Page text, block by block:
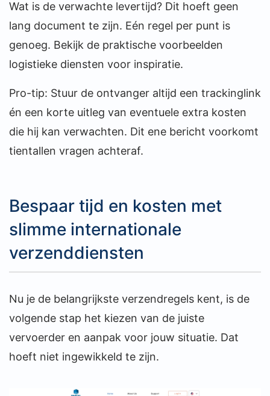
Wat is de verwachte levertijd? Dit hoeft geen
lang document te zijn. Eén regel per punt is
genoeg. Bekijk de praktische voorbeelden
logistieke diensten voor inspiratie.
Pro-tip: Stuur de ontvanger altijd een trackinglink
én een korte uitleg van eventuele extra kosten
die hij kan verwachten. Dit ene bericht voorkomt
tientallen vragen achteraf.
Bespaar tijd en kosten met
slimme internationale
verzenddiensten
Nu je de belangrijkste verzendregels kent, is de
volgende stap het kiezen van de juiste
vervoerder en aanpak voor jouw situatie. Dat
hoeft niet ingewikkeld te zijn.